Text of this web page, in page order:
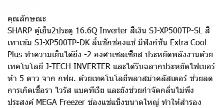
คุณลักษณะ
SHARP ตู้เย็น2ประตู 16.6Q Inverter สีเงิน SJ-XP500TP-SL สี
เทาเข้ม SJ-XP500TP-DK ลิ้นชักช่องแช่ มีฟังก์ชัน Extra Cool
Plus ทำความเย็นได้ถึง -2 องศาเซลเซียส ประหยัดพลังงานด้วย
เทคโนโลยี J-TECH INVERTER และได้รับฉลากประหยัดไฟเบอร์
ห้า 5 ดาว จาก กฟผ. ด้วยเทคโนโลยีพลาสม่าคลัสเตอร์ ช่วยลด
การเกิดเชื้อรา ไวรัส แบคทีเรีย และยังช่วยกำจัดกลิ่นไม่พึง
ประสงค์ MEGA Freezer ช่องแช่แข็งขนาดใหญ่ ทำให้สำรอง